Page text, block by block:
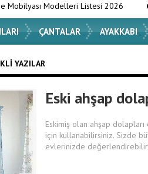
Modelleri Listesi 2026 Evinizin
ÇANTALAR AYAKKABI
YAZILAR
Eski ahşap
Eskimiş olan ahşap
için kullanabilirsiniz. Sizde
evlerinizde